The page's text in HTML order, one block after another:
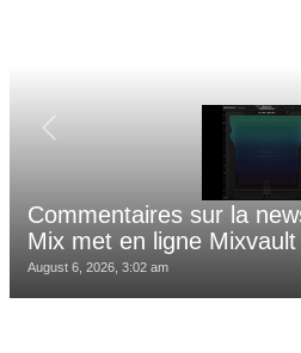
Commentaires sur la
Mix met en ligne Mixvault
August 6, 2026, 3:02 am